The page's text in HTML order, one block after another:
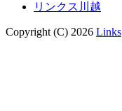
リンクス川越
Copyright (C) 2026 Links